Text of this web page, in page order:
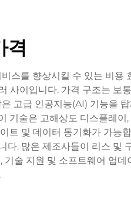
격
스를 향상시킬 수 있는 비용
이입니다. 가격 구조는 보
고급 인공지능(AI) 기능을
기술은 고해상도 디스플레
및 데이터 동기화가 가능
. 많은 제조사들이 리스 및
술 지원 및 소프트웨어 업